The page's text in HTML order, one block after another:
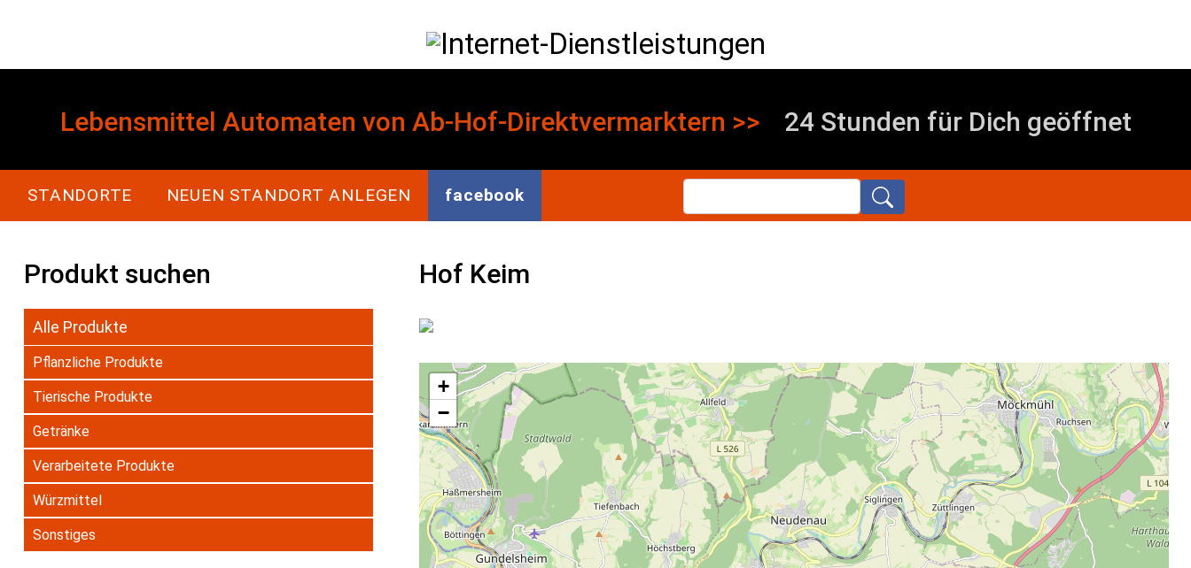
Internet-Dienstleistungen
Lebensmittel Automaten von Ab-Hof-Direktvermarktern >> 24 Stunden für Dich geöffnet
STANDORTE NEUEN STANDORT ANLEGEN facebook
Search
Hof Keim
+
−
Produkt suchen
Alle Produkte
Pflanzliche Produkte
Tierische Produkte
Getränke
Verarbeitete Produkte
Würzmittel
Sonstiges